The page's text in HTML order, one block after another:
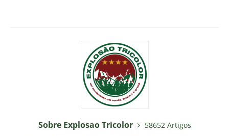
Sobre Explosao Tricolor
58652 Artigos